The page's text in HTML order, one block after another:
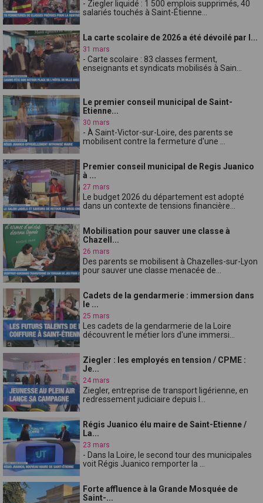
- Ziegler liquidé : 1 500 emplois supprimés, 40
salariés touchés à Saint-Étienne...
La carte scolaire de 2026 a été dévoilé par l...
31 mars
- Carte scolaire : 83 classes ferment,
enseignants et syndicats mobilisés à Sain...
Le premier conseil municipal de Saint-
Etienne...
30 mars
- À Saint-Victor-sur-Loire, des parents se
mobilisent contre la fermeture d'une ...
Premier conseil municipal de Regis Juanico
à ...
27 mars
Le budget 2026 du département est adopté
dans un contexte de tensions financière...
Mobilisation pour sauver une classe à
Chazell...
26 mars
Des parents se mobilisent à Chazelles-sur-Lyon
pour sauver une classe menacée de...
Cadets de la gendarmerie : immersion dans
le ...
25 mars
Les cadets de la gendarmerie de la Loire
découvrent le métier lors d'une immersi...
Ziegler : les employés en tension / CPME :
Je...
24 mars
Ziegler, entreprise de transport ligérienne, en
redressement judiciaire depuis l...
Régis Juanico élu maire de Saint-Etienne /
La...
23 mars
- Dans la Loire, le second tour des municipales
voit Régis Juanico remporter la ...
Forte affluence à la Grande Mosquée de
Saint-...